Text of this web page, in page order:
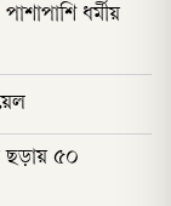
ধর্মীয়
ছড়ায় ৫০